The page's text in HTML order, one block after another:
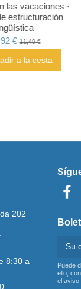
las vacaciones ·
estructuración
€11,49 €
a la cesta
202
8:30 a
Puede
ello,
el aviso